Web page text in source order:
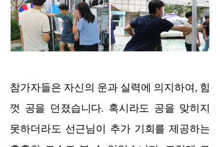
참가자들은 자신의 운과 실력에 의지하여, 힘
껏 공을 던졌습니다. 혹시라도 공을 맞히지
못하더라도 선근님이 추가 기회를 제공하는